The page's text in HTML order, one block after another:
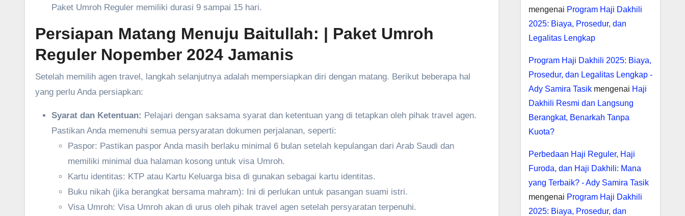
Paket Umroh Reguler memiliki durasi 9 sampai 15 hari.
Persiapan Matang Menuju Baitullah: | Paket Umroh
Reguler Nopember 2024 Jamanis
Setelah memilih agen travel, langkah selanjutnya adalah mempersiapkan diri dengan matang. Berikut beberapa hal
yang perlu Anda persiapkan:
Syarat dan Ketentuan: Pelajari dengan saksama syarat dan ketentuan yang di tetapkan oleh pihak travel agen.
Pastikan Anda memenuhi semua persyaratan dokumen perjalanan, seperti:
Paspor: Pastikan paspor Anda masih berlaku minimal 6 bulan setelah kepulangan dari Arab Saudi dan
memiliki minimal dua halaman kosong untuk visa Umroh.
Kartu identitas: KTP atau Kartu Keluarga bisa di gunakan sebagai kartu identitas.
Buku nikah (jika berangkat bersama mahram): Ini di perlukan untuk pasangan suami istri.
Visa Umroh: Visa Umroh akan di urus oleh pihak travel agen setelah persyaratan terpenuhi.
mengenai Program Haji Dakhili
2025: Biaya, Prosedur, dan
Legalitas Lengkap
Program Haji Dakhili 2025: Biaya,
Prosedur, dan Legalitas Lengkap -
Ady Samira Tasikmengenai Haji
Dakhili Resmi dan Langsung
Berangkat, Benarkah Tanpa
Kuota?
Perbedaan Haji Reguler, Haji
Furoda, dan Haji Dakhili: Mana
yang Terbaik? - Ady Samira Tasik
mengenai Program Haji Dakhili
2025: Biaya, Prosedur, dan